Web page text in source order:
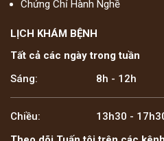
Chứng Chỉ Hành Nghề
LỊCH KHÁM BỆNH
Tất cả các ngày trong tuần
Sáng:
8h - 12h
Chiều:
13h30 -